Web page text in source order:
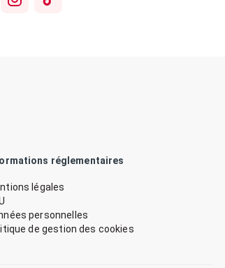
réglementaires
légales
personnelles
de gestion des cookies